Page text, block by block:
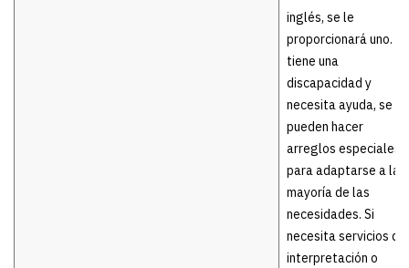
inglés, se le
proporcionará uno. Si
tiene una
discapacidad y
necesita ayuda, se
pueden hacer
arreglos especiales
para adaptarse a la
mayoría de las
necesidades. Si
necesita servicios de
interpretación o